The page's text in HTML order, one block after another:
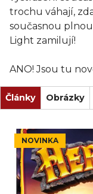
trochu váhají,
současnou
Light zamilují!
ANO! Jsou tu
potřebujete k
HeroQuestu. A
potřebujete k
kompatibilní se
Články Obrázky
NOVINKA